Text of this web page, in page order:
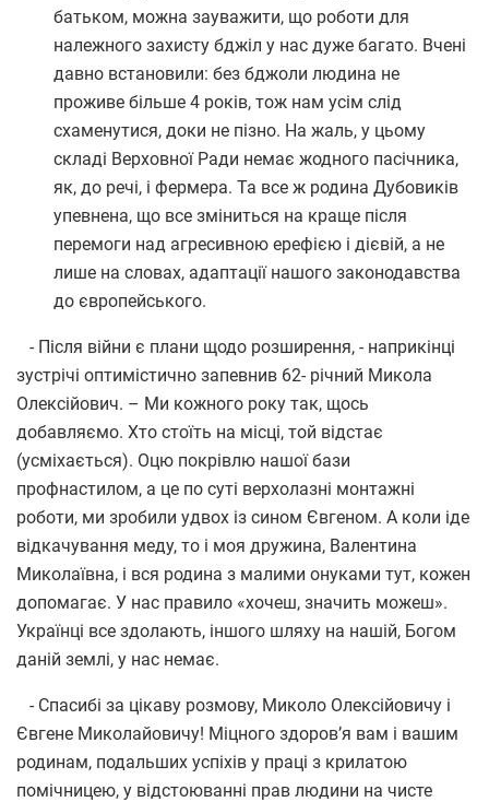
батьком, можна зауважити, що роботи для
належного захисту бджіл у нас дуже багато. Вчені
давно встановили: без бджоли людина не
проживе більше 4 років, тож нам усім слід
схаменутися, доки не пізно. На жаль, у цьому
складі Верховної Ради немає жодного пасічника,
як, до речі, і фермера. Та все ж родина Дубовиків
упевнена, що все зміниться на краще після
перемоги над агресивною ерефією і дієвій, а не
лише на словах, адаптації нашого законодавства
до європейського.
- Після війни є плани щодо розширення, - наприкінці
зустрічі оптимістично запевнив 62- річний Микола
Олексійович. – Ми кожного року так, щось
добавляємо. Хто стоїть на місці, той відстає
(усміхається). Оцю покрівлю нашої бази
профнастилом, а це по суті верхолазні монтажні
роботи, ми зробили удвох із сином Євгеном. А коли іде
відкачування меду, то і моя дружина, Валентина
Миколаївна, і вся родина з малими онуками тут, кожен
допомагає. У нас правило «хочеш, значить можеш».
Українці все здолають, іншого шляху на нашій, Богом
даній землі, у нас немає.
- Спасибі за цікаву розмову, Миколо Олексійовичу і
Євгене Миколайовичу! Міцного здоров’я вам і вашим
родинам, подальших успіхів у праці з крилатою
помічницею, у відстоюванні прав людини на чисте